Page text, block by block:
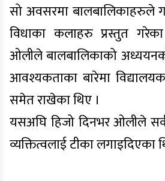
सो अवसरमा बालबालिकाहरुले
विधाका कलाहरु प्रस्तुत गरेका
ओलीले बालबालिकाको
आवश्यकताका बारेमा
समेत राखेका थिए ।
यसअघि हिजो दिनभर ओलीले
व्यक्तित्वलाई टीका लगाइदिएका